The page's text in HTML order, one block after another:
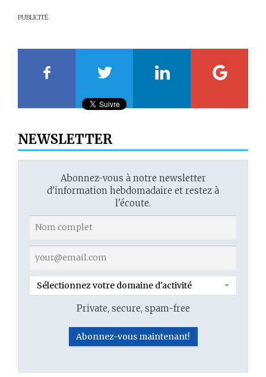
PUBLICITÉ
NEWSLETTER
Abonnez-vous à notre newsletter
d'information hebdomadaire et restez à
l'écoute.
Sélectionnez votre domaine d'activité
Private, secure, spam-free